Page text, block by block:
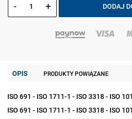
- + DODAJ
OPIS PRODUKTY POWIĄZANE
ISO 691 - ISO 1711-1 - ISO 3318 - ISO
ISO 691 - ISO 1711-1 - ISO 3318 - ISO